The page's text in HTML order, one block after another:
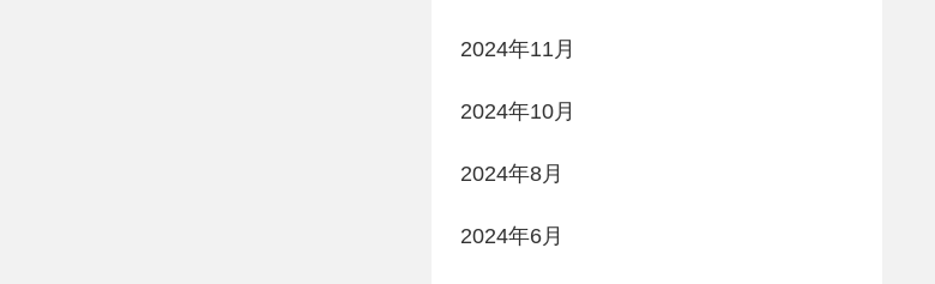
2024年11月
2024年10月
2024年8月
2024年6月